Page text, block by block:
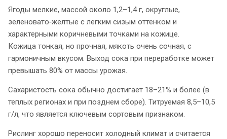
Ягоды мелкие, массой около 1,2–1,4 г, округлые,
зеленовато‑желтые с легким сизым оттенком и
характерными коричневыми точками на кожице.
Кожица тонкая, но прочная, мякоть очень сочная, с
гармоничным вкусом. Выход сока при переработке может
превышать 80% от массы урожая.
Сахаристость сока обычно достигает 18–21% и более (в
теплых регионах и при позднем сборе). Титруемая 8,5–10,5
г/л, что является ключевым сортовым признаком.
Рислинг хорошо переносит холодный климат и считается